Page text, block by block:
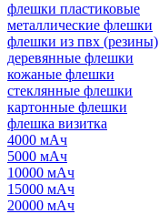
флешки пластиковые
металлические флешки
флешки из пвх (резины)
деревянные флешки
кожаные флешки
стеклянные флешки
картонные флешки
флешка визитка
4000 мАч
5000 мАч
10000 мАч
15000 мАч
20000 мАч